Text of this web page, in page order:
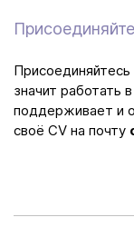
Присоединяйтесь
значит работать
поддерживает и
своё CV на почту